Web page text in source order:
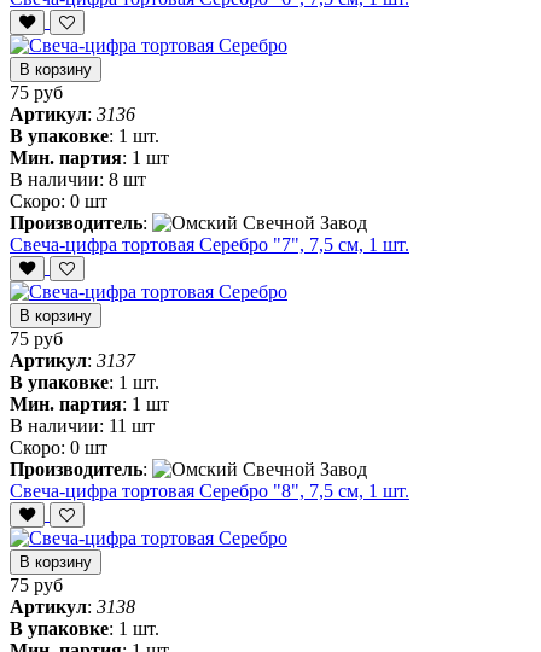
В корзину
75 руб
Артикул: 3136
В упаковке: 1 шт.
Мин. партия: 1 шт
В наличии: 8 шт
Скоро: 0 шт
Производитель:
Свеча-цифра тортовая Серебро "7", 7,5 см, 1 шт.
В корзину
75 руб
Артикул: 3137
В упаковке: 1 шт.
Мин. партия: 1 шт
В наличии: 11 шт
Скоро: 0 шт
Производитель:
Свеча-цифра тортовая Серебро "8", 7,5 см, 1 шт.
В корзину
75 руб
Артикул: 3138
В упаковке: 1 шт.